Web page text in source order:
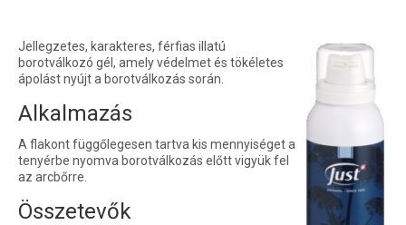
Jellegzetes, karakteres, férfias illatú
borotválkozó gél, amely védelmet és tökéletes
ápolást nyújt a borotválkozás során.
Alkalmazás
A flakont függőlegesen tartva kis mennyiséget a
tenyérbe nyomva borotválkozás előtt vigyük fel
az arcbőrre.
Összetevők